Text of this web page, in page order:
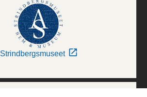
Strindbergsmuseet